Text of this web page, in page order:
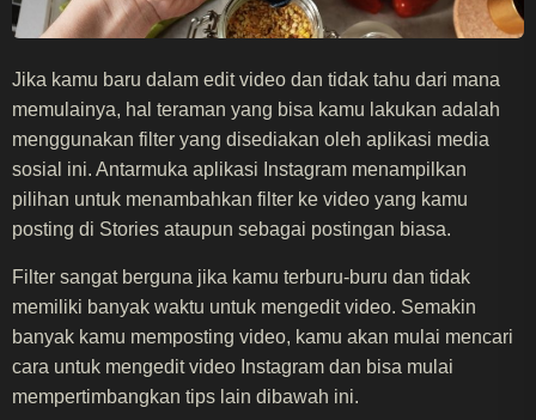
Jika kamu baru dalam edit video dan tidak tahu dari mana
memulainya, hal teraman yang bisa kamu lakukan adalah
menggunakan filter yang disediakan oleh aplikasi media
sosial ini. Antarmuka aplikasi Instagram menampilkan
pilihan untuk menambahkan filter ke video yang kamu
posting di Stories ataupun sebagai postingan biasa.
Filter sangat berguna jika kamu terburu-buru dan tidak
memiliki banyak waktu untuk mengedit video. Semakin
banyak kamu memposting video, kamu akan mulai mencari
cara untuk mengedit video Instagram dan bisa mulai
mempertimbangkan tips lain dibawah ini.